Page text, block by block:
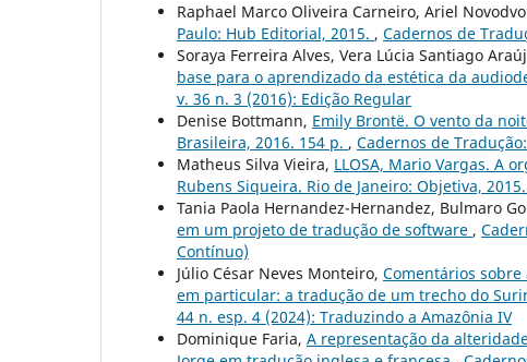
Raphael Marco Oliveira Carneiro, Ariel
Paulo: Hub Editorial, 2015. , Cadernos de
Soraya Ferreira Alves, Vera Lúcia Santiago
base para o aprendizado da estética da
v. 36 n. 3 (2016): Edição Regular
Denise Bottmann, Emily Brontë. O vento da
Brasileira, 2016. 154 p. , Cadernos de
Matheus Silva Vieira, LLOSA, Mario Vargas. A
Rubens Siqueira. Rio de Janeiro: Objetiva, 2015.
Tania Paola Hernandez-Hernandez, Bulmaro
em um projeto de tradução de software ,
Contínuo)
Júlio César Neves Monteiro, Comentários
em particular: a tradução de um trecho do
44 n. esp. 4 (2024): Traduzindo a Amazônia IV
Dominique Faria, A representação da